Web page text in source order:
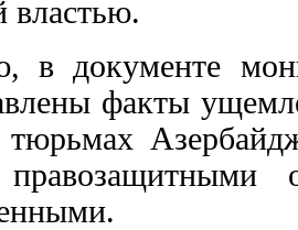
властью.
в документе
факты
правозащитными